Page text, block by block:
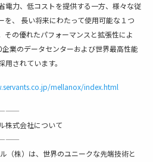
電力、低コストを提供する一方、様々な従
を、 長い将来にわたって使用可能な１つ
その優れたパフォーマンスと拡張性によ
業のデータセンターおよび世界最高性能
されています。
mellanox/index.html
株式会社について
（株）は、世界のユニークな先端技術と